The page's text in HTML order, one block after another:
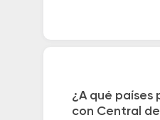
¿A qué países
con Central de